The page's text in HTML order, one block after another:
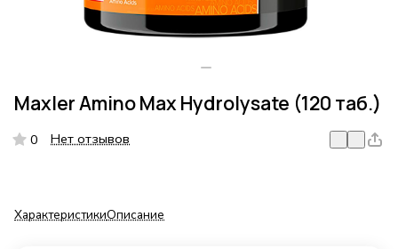
Maxler Amino Max Hydrolysate (120 таб.)
0 Нет отзывов
ХарактеристикиОписание